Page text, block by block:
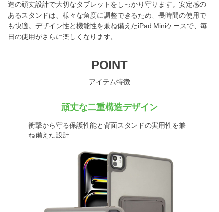
造の頑丈設計で大切なタブレットをしっかり守ります。安定感の
あるスタンドは、様々な角度に調整できるため、長時間の使用で
も快適。デザイン性と機能性を兼ね備えたiPad Miniケースで、毎
日の使用がさらに楽しくなります。
POINT
アイテム特徴
頑丈な二重構造デザイン
衝撃から守る保護性能と背面スタンドの実用性を兼
ね備えた設計